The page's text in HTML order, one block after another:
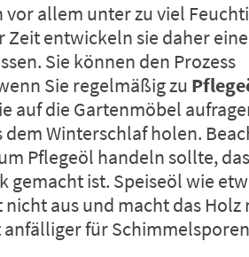
allem unter zu viel
entwickeln sie daher
Sie können den Prozess
Sie regelmäßig zu
auf die Gartenmöbel
dem Winterschlaf holen.
Pflegeöl handeln sollte, das
gemacht ist. Speiseöl wie
aus und macht das Holz
für